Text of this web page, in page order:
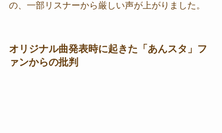
の、一部リスナーから厳しい声が上がりました。
オリジナル曲発表時に起きた「あんスタ」フ
ァンからの批判